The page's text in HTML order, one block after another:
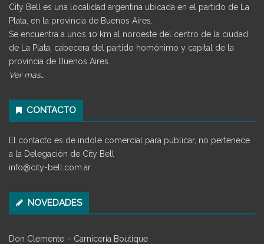
City Bell es una localidad argentina ubicada en el partido de La
Plata, en la provincia de Buenos Aires.
Se encuentra a unos 10 km al noroeste del centro de la ciudad
de La Plata, cabecera del partido homónimo y capital de la
provincia de Buenos Aires.
Ver mas…
CONTACTO
El contacto es de indole comercial para publicar, no pertenece
a la Delegación de City Bell
info@city-bell.com.ar
NOVEDADES
Don Clemente – Carnicería Boutique